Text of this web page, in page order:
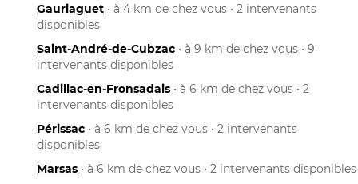
Gauriaguet • à 4 km de chez vous • 2 intervenants
disponibles
Saint-André-de-Cubzac • à 9 km de chez vous • 9
intervenants disponibles
Cadillac-en-Fronsadais • à 6 km de chez vous • 2
intervenants disponibles
Périssac • à 6 km de chez vous • 2 intervenants
disponibles
Marsas • à 6 km de chez vous • 2 intervenants disponibles